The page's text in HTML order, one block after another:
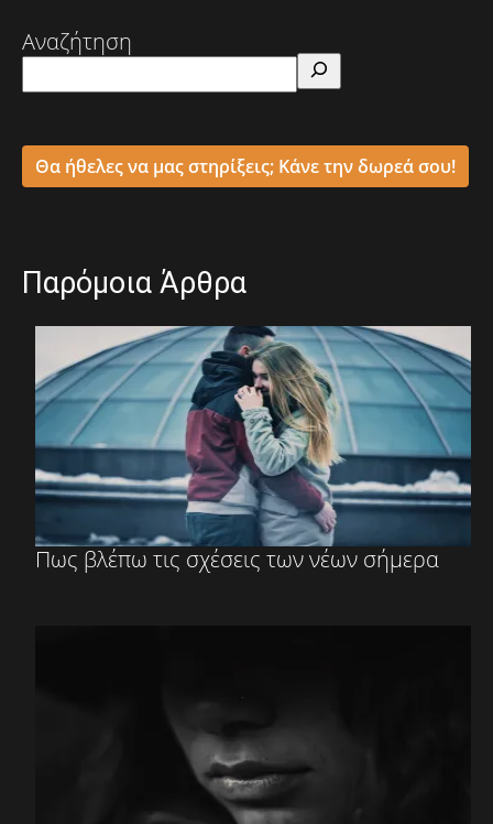
Αναζήτηση
Θα ήθελες να μας στηρίξεις; Κάνε την δωρεά σου!
Παρόμοια Άρθρα
Πως βλέπω τις σχέσεις των νέων σήμερα